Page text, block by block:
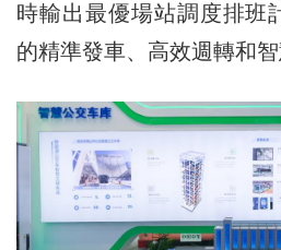
時輸出最優場站調度排班
的精準發車、高效週轉和智